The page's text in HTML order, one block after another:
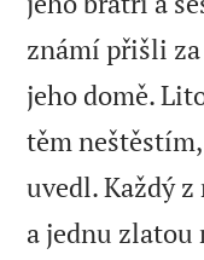
známí přišli
jeho domě.
těm
uvedl. Každý
a jednu zlatou